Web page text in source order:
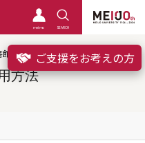
meimo SEARCH
ご支援をお考えの方
方法